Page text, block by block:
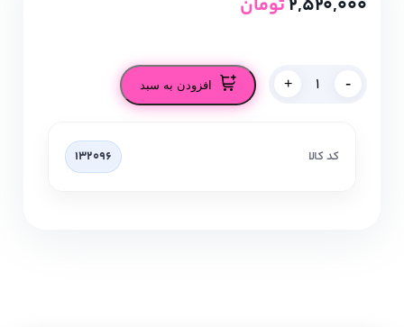
-
+ افزودن به سبد
کد کالا 132096